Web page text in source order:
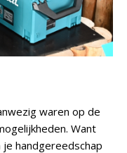
waren op de
Want
handgereedschap